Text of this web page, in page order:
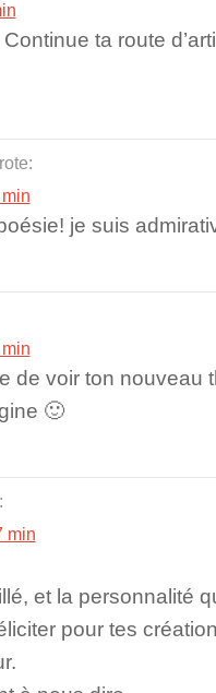
ta route
je suis
de voir ton nouveau
🙂
min
et la personnalité
pour tes